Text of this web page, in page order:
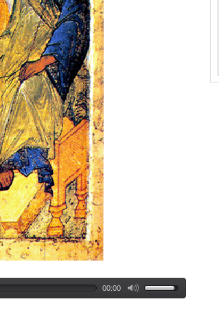
00:00